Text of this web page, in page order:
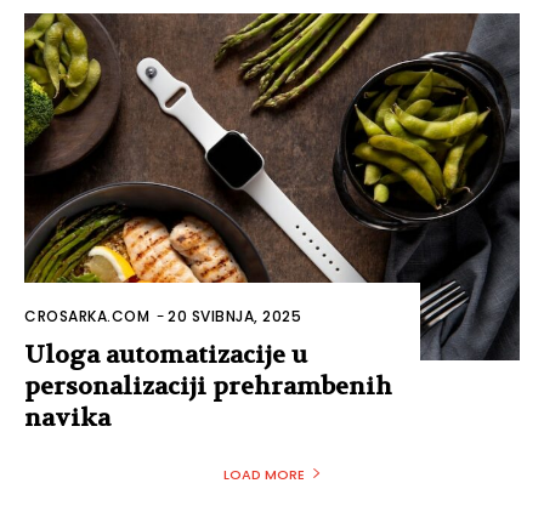
CROSARKA.COM -20 SVIBNJA, 2025
Uloga automatizacije u
personalizaciji prehrambenih
navika
LOAD MORE